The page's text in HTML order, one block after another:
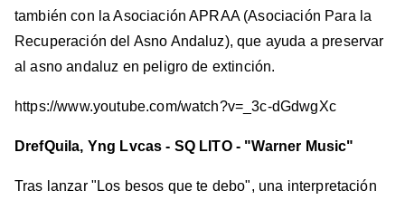
también con la Asociación APRAA (Asociación Para la
Recuperación del Asno Andaluz), que ayuda a preservar
al asno andaluz en peligro de extinción.
https://www.youtube.com/watch?v=_3c-dGdwgXc
DrefQuila, Yng Lvcas - SQ LITO - "Warner Music"
Tras lanzar "Los besos que te debo", una interpretación